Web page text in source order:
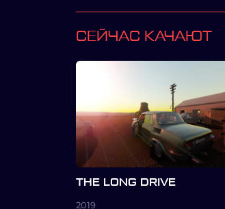
СЕЙЧАС КАЧАЮТ
THE LONG DRIVE
2019